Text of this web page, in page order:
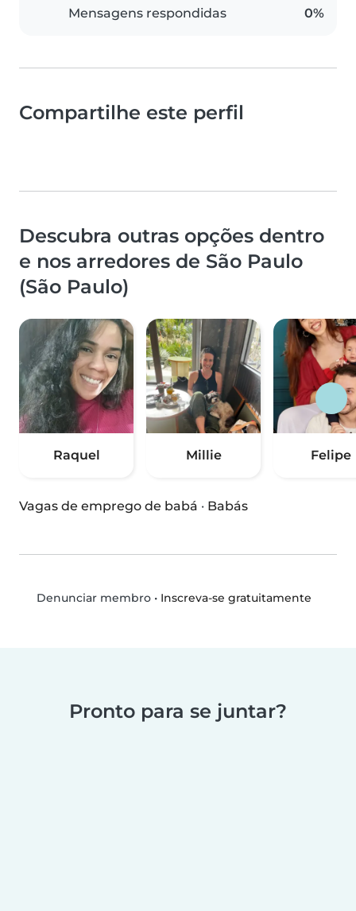
Mensagens respondidas 0%
Compartilhe este perfil
Descubra outras opções dentro
e nos arredores de São Paulo
(São Paulo)
Raquel Millie Felipe
Vagas de emprego de babá · Babás
Denunciar membro• Inscreva-se gratuitamente
Pronto para se juntar?